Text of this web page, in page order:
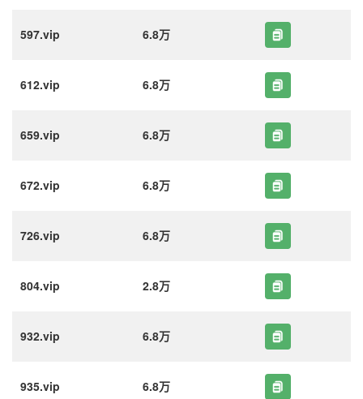
597.vip 6.8万
612.vip 6.8万
659.vip 6.8万
672.vip 6.8万
726.vip 6.8万
804.vip 2.8万
932.vip 6.8万
935.vip 6.8万